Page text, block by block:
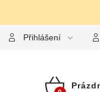
reklamace
Přihlášení